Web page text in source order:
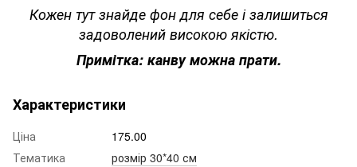
Кожен тут знайде фон для себе і залишиться
задоволений високою якістю.
Примітка: канву можна прати.
Характеристики
Ціна
175.00
Тематика
розмір 30*40 см